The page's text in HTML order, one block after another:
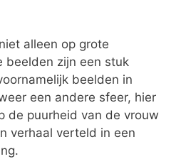
alleen op grote
beelden zijn een stuk
beelden in
een andere sfeer, hier
de puurheid van de vrouw
verhaal verteld in een